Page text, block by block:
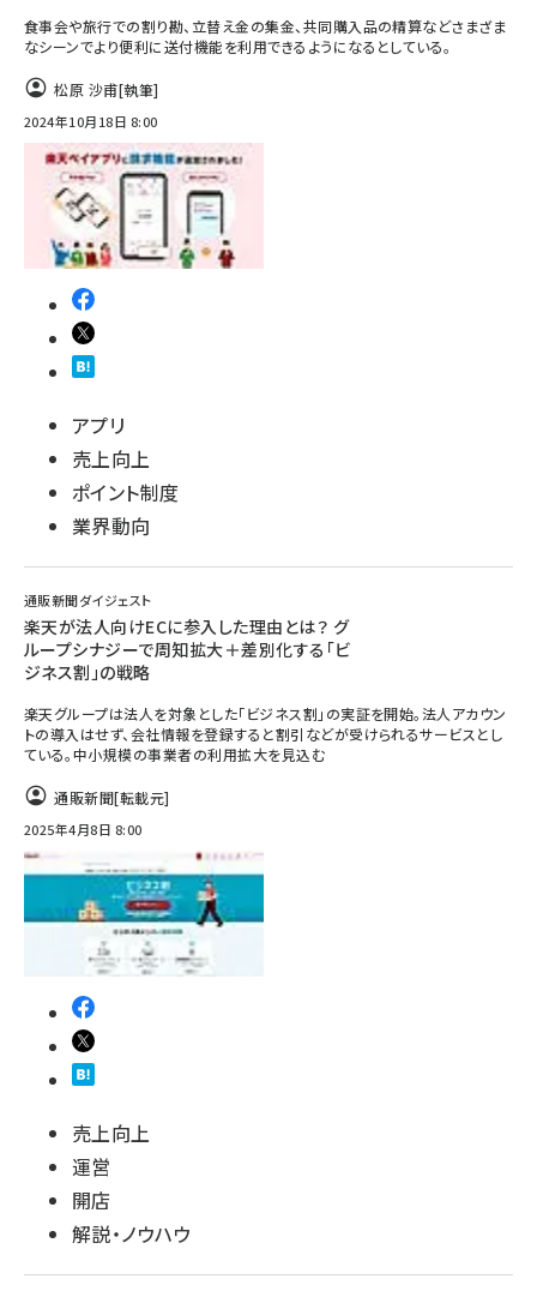
食事会や旅行での割り勘、立替え金の集金、共同購入品の精算などさまざま
なシーンでより便利に送付機能を利用できるようになるとしている。
松原 沙甫[執筆]
2024年10月18日 8:00
アプリ
売上向上
ポイント制度
業界動向
通販新聞ダイジェスト
楽天が法人向けECに参入した理由とは？ グ
ループシナジーで周知拡大＋差別化する「ビ
ジネス割」の戦略
楽天グループは法人を対象とした「ビジネス割」の実証を開始。法人アカウン
トの導入はせず、会社情報を登録すると割引などが受けられるサービスとし
ている。中小規模の事業者の利用拡大を見込む
通販新聞[転載元]
2025年4月8日 8:00
売上向上
運営
開店
解説・ノウハウ